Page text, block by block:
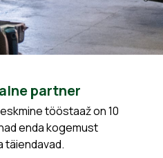
partner
tööstaaž on 10
enda kogemust
täiendavad.